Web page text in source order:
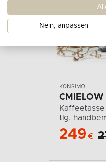
KONSIMO
CMIELOW
tlg.
249 €
Nein, anpassen